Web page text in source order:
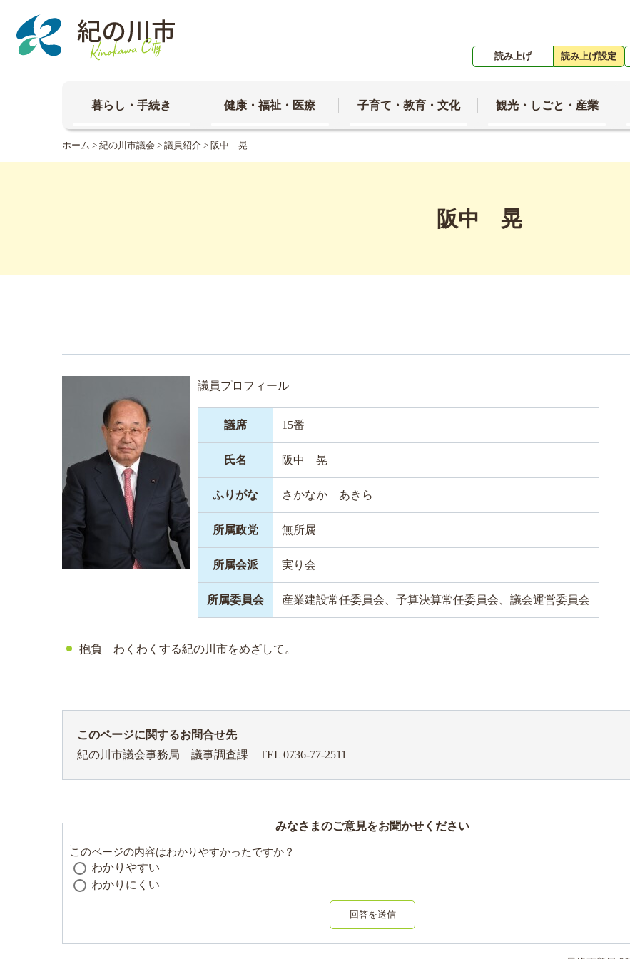
読み上げ 読み上げ設定
暮らし・手続き 健康・福祉・医療 子育て・教育・文化 観光・しごと・産業
ホーム > 紀の川市議会 > 議員紹介 > 阪中 晃
阪中 晃
議員プロフィール
議席 15番
氏名 阪中 晃
ふりがな さかなか あきら
所属政党 無所属
所属会派 実り会
所属委員会 産業建設常任委員会、予算決算常任委員会、議会運営委員会
抱負 わくわくする紀の川市をめざして。
このページに関するお問合せ先
紀の川市議会事務局 議事調査課 TEL 0736-77-2511
みなさまのご意見をお聞かせください
このページの内容はわかりやすかったですか？
わかりやすい
わかりにくい
回答を送信